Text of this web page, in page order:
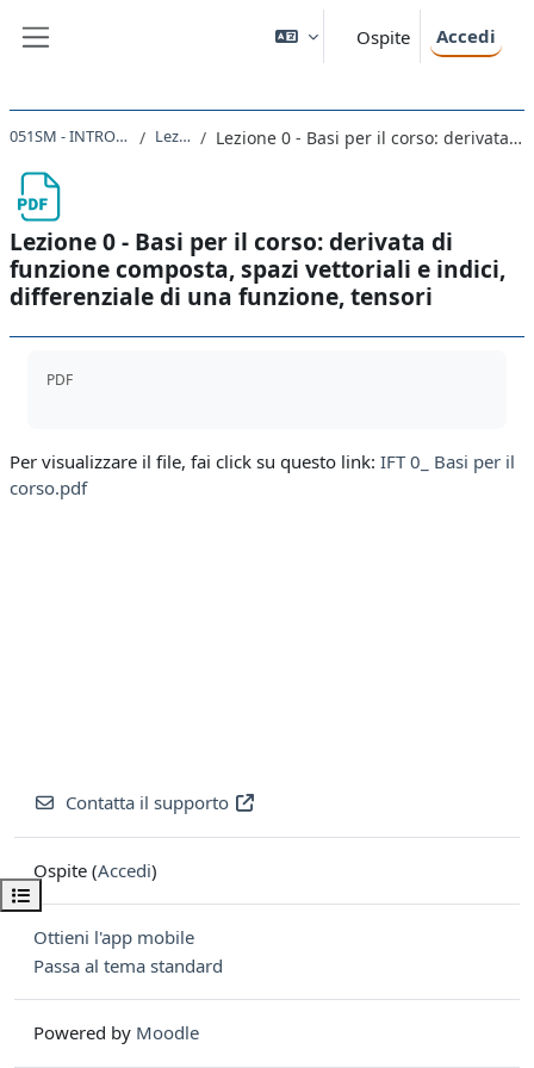
Ospite Accedi
Apri indice del corso
051SM - INTRODUZIONE ALLA FISICA TEORICA 2022 Lezione 1 - 28/02/23 Lezione 0 - Basi per il corso: derivata di funzione composta, spazi vettoriali e indici, differenziale di una funzione, tensori
Lezione 0 - Basi per il corso: derivata di
funzione composta, spazi vettoriali e indici,
differenziale di una funzione, tensori
PDF
Per visualizzare il file, fai click su questo link: IFT 0_ Basi per il
corso.pdf
Contatta il supporto
Ospite (Accedi)
Ottieni l'app mobile
Passa al tema standard
Powered by Moodle